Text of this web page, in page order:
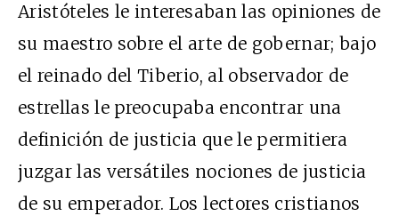
Aristóteles le interesaban las opiniones de
su maestro sobre el arte de gobernar; bajo
el reinado del Tiberio, al observador de
estrellas le preocupaba encontrar una
definición de justicia que le permitiera
juzgar las versátiles nociones de justicia
de su emperador. Los lectores cristianos